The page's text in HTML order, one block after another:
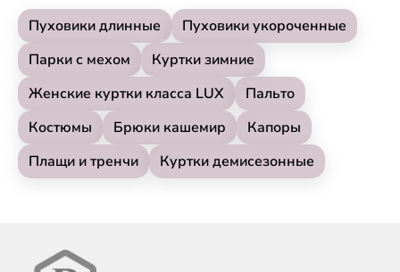
Пуховики длинные
Пуховики укороченные
Парки с мехом
Куртки зимние
Женские куртки класса LUX
Пальто
Костюмы
Брюки кашемир
Капоры
Плащи и тренчи
Куртки демисезонные